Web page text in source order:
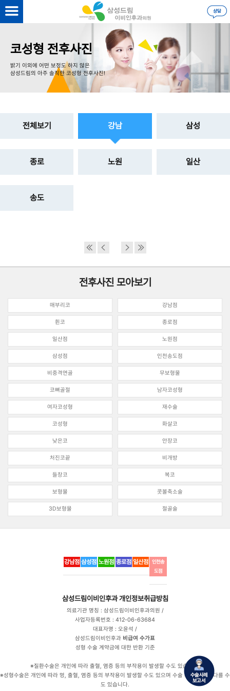
코성형 전후사진
밝기 이외에 어떤 보정도 하지 않은
삼성드림의 아주 솔직한 코성형 전후사진!
을 하시면더 자세한 정보
전체보기 강남 삼성
종로 노원 일산
송도
전후사진 모아보기
매부리코 강남점
휜코 종로점
일산점 노원점
삼성점 인천송도점
비중격연골 무보형물
코뼈골절 남자코성형
여자코성형 재수술
코성형 화살코
낮은코 안장코
처진코끝 비개방
들창코 복코
보형물 콧볼축소술
3D보형물 절골술
강남점 삼성점 노원점 종로점 일산점
인천송
도점
삼성드림이비인후과 개인정보취급방침
의료기관 명칭 : 삼성드림이비인후과의원 /
사업자등록번호 : 412-06-63684
대표자명 : 오윤석 /
삼성드림이비인후과 비급여 수가표
성형 수술 계약금에 대한 반환 기준
※질환수술은 개인에 따라 출혈, 염증 등의 부작용이 발생할 수도 있습니다.
※성형수술은 개인에 따라 멍, 출혈, 염증 등의 부작용이 발생할 수도 있으며 수술 후 만족도는 다를 수
도 있습니다.